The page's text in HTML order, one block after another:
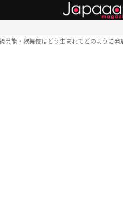
芸能・歌舞伎はどう生まれてどのように